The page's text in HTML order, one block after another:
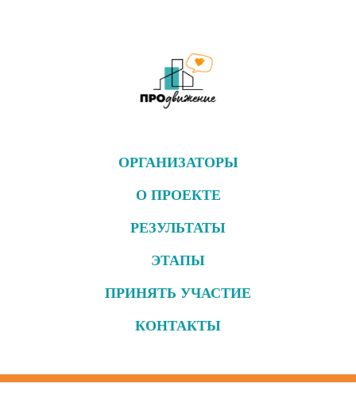
ОРГАНИЗАТОРЫ
О ПРОЕКТЕ
РЕЗУЛЬТАТЫ
ЭТАПЫ
ПРИНЯТЬ УЧАСТИЕ
КОНТАКТЫ